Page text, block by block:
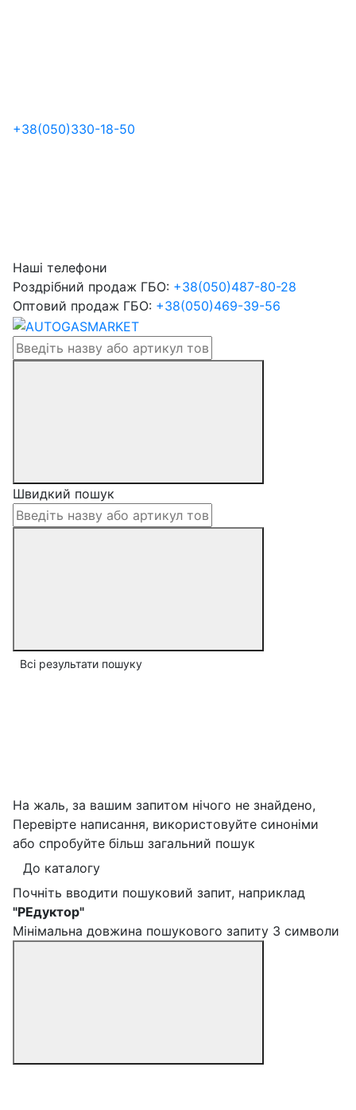
+38(050)330-18-50
Наші телефони
Роздрібний продаж ГБО: +38(050)487-80-28
Оптовий продаж ГБО: +38(050)469-39-56
Швидкий пошук
Всі результати пошуку
На жаль, за вашим запитом нічого не знайдено,
Перевірте написання, використовуйте синоніми
або спробуйте більш загальний пошук
До каталогу
Почніть вводити пошуковий запит, наприклад
"РЕдуктор"
Мінімальна довжина пошукового запиту 3 символи